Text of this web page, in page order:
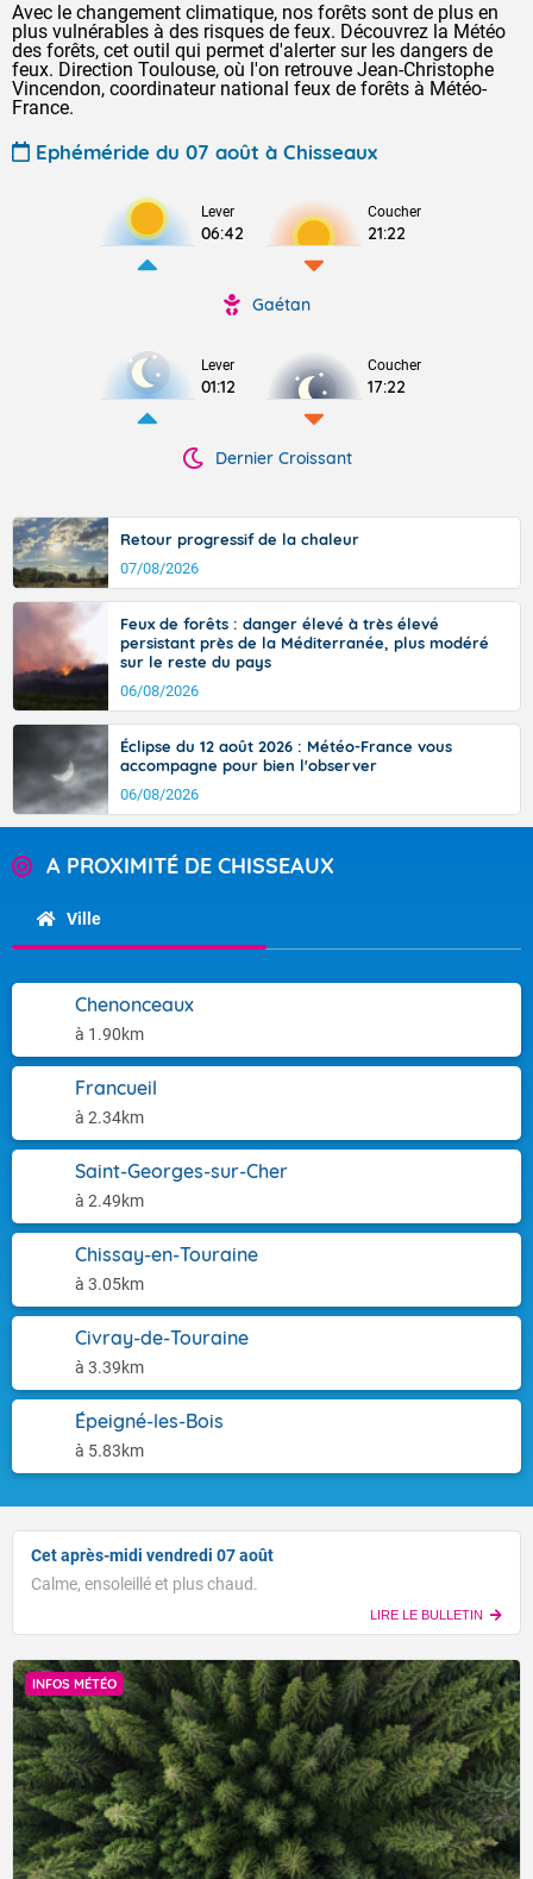
Avec le changement climatique, nos forêts sont de plus en
plus vulnérables à des risques de feux. Découvrez la Météo
des forêts, cet outil qui permet d'alerter sur les dangers de
feux. Direction Toulouse, où l'on retrouve Jean-Christophe
Vincendon, coordinateur national feux de forêts à Météo-
France.
Ephéméride du 07 août à Chisseaux
Lever
06:42
Coucher
21:22
Gaétan
Lever
01:12
Coucher
17:22
Dernier Croissant
Retour progressif de la chaleur
07/08/2026
Feux de forêts : danger élevé à très élevé
persistant près de la Méditerranée, plus modéré
sur le reste du pays
06/08/2026
Éclipse du 12 août 2026 : Météo-France vous
accompagne pour bien l'observer
06/08/2026
A PROXIMITÉ DE CHISSEAUX
Ville
Chenonceaux
à 1.90km
Francueil
à 2.34km
Saint-Georges-sur-Cher
à 2.49km
Chissay-en-Touraine
à 3.05km
Civray-de-Touraine
à 3.39km
Épeigné-les-Bois
à 5.83km
Cet après-midi vendredi 07 août
Calme, ensoleillé et plus chaud.
LIRE LE BULLETIN
INFOS MÉTÉO